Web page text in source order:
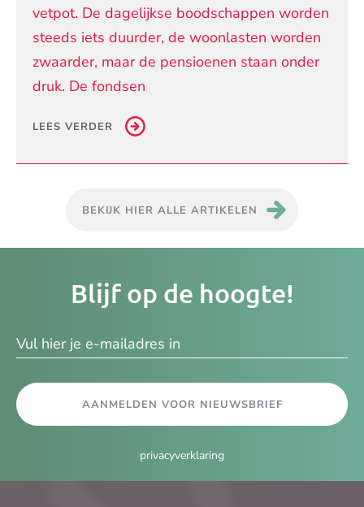
vetpot. De dagelijkse boodschappen worden
steeds iets duurder, de woonlasten worden
zwaarder, maar de pensioenen staan onder
druk. De fondsen
LEES VERDER
BEKIJK HIER ALLE ARTIKELEN
Blijf op de hoogte!
AANMELDEN VOOR NIEUWSBRIEF
privacyverklaring